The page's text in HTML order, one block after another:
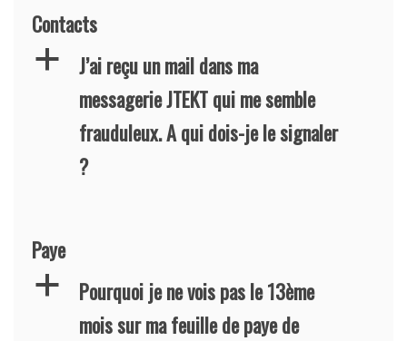
Contacts
a
J’ai reçu un mail dans ma
messagerie JTEKT qui me semble
frauduleux. A qui dois-je le signaler
?
Paye
a
Pourquoi je ne vois pas le 13ème
mois sur ma feuille de paye de